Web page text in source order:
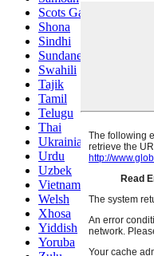
Scots Gaelic
Shona
Sindhi
Sundanese
Swahili
Tajik
Tamil
Telugu
Thai
Ukrainian
Urdu
Uzbek
Vietnamese
Welsh
Xhosa
Yiddish
Yoruba